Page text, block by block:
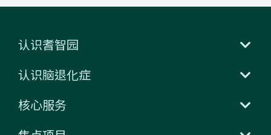
认识耆智园
认识脑退化症
核心服务